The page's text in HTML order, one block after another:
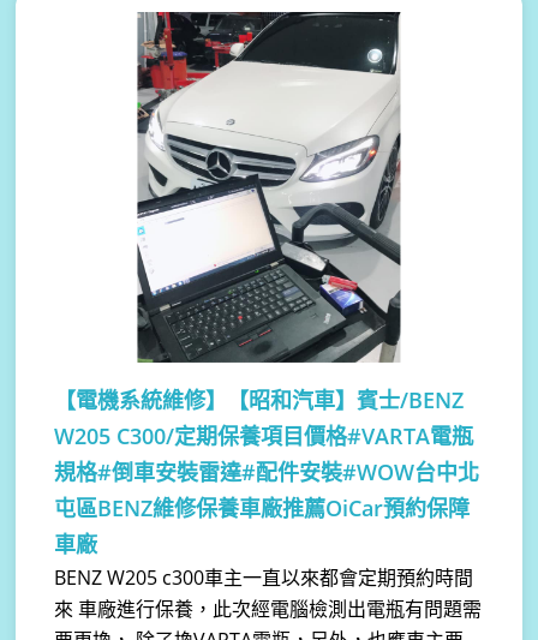
【電機系統維修】
【昭和汽車】賓士/BENZ
W205 C300/定期保養項目價格#VARTA電瓶
規格#倒車安裝雷達#配件安裝#WOW台中北
屯區BENZ維修保養車廠推薦OiCar預約保障
車廠
BENZ W205 c300車主一直以來都會定期預約時間
來 車廠進行保養，此次經電腦檢測出電瓶有問題需